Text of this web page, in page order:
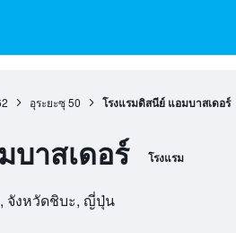
อุระยะซุ 50 โรงแรมดิสนีย์ แอมบาสเดอร์
บาสเดอร์ โรงแรม
, จังหวัดชิบะ, ญี่ปุ่น